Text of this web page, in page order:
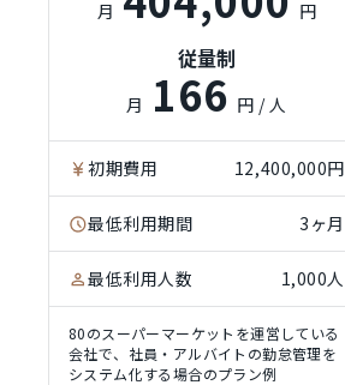
月
円
従量制
月 166 円 / 人
初期費用 12,400,000円
最低利用期間 3ヶ月
最低利用人数 1,000人
80のスーパーマーケットを運営している
会社で、社員・アルバイトの勤怠管理を
システム化する場合のプラン例